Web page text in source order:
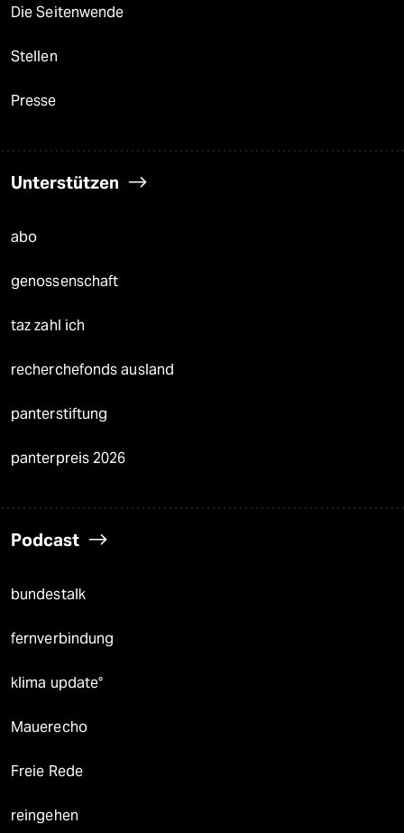
Die Seitenwende
Stellen
Presse
Unterstützen
abo
genossenschaft
taz zahl ich
recherchefonds ausland
panterstiftung
panterpreis 2026
Podcast
bundestalk
fernverbindung
klima update°
Mauerecho
Freie Rede
reingehen